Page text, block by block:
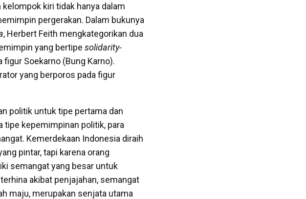
kiri tidak hanya dalam
pergerakan. Dalam bukunya
, Herbert Feith mengkategorikan dua
yang bertipe solidarity-
Soekarno (Bung Karno).
yang berporos pada figur
politik untuk tipe pertama dan
tipe kepemimpinan politik, para
Kemerdekaan Indonesia diraih
pintar, tapi karena orang
semangat yang besar untuk
akibat penjajahan, semangat
maju, merupakan senjata utama